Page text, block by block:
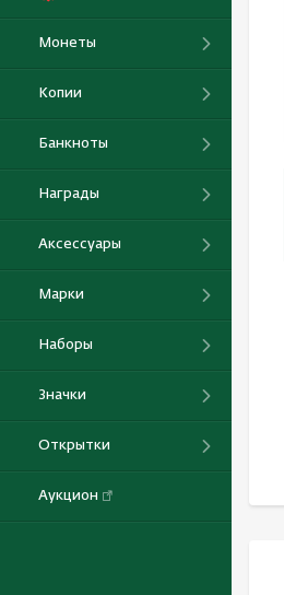
Монеты
Копии
Банкноты
Награды
Аксессуары
Марки
Наборы
Значки
Открытки
Аукцион